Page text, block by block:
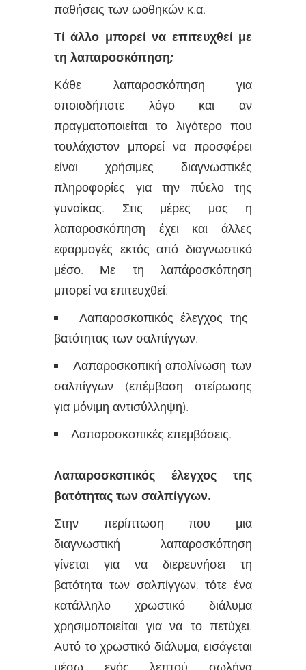
παθήσεις των ωοθηκών κ.α.
Τί άλλο μπορεί να επιτευχθεί με
τη λαπαροσκόπηση;
Κάθε λαπαροσκόπηση για
οποιοδήποτε λόγο και αν
πραγματοποιείται το λιγότερο που
τουλάχιστον μπορεί να προσφέρει
είναι χρήσιμες διαγνωστικές
πληροφορίες για την πύελο της
γυναίκας. Στις μέρες μας η
λαπαροσκόπηση έχει και άλλες
εφαρμογές εκτός από διαγνωστικό
μέσο. Με τη λαπάροσκόπηση
μπορεί να επιτευχθεί:
Λαπαροσκοπικός έλεγχος της
βατότητας των σαλπίγγων.
Λαπαροσκοπική απολίνωση των
σαλπίγγων (επέμβαση στείρωσης
για μόνιμη αντισύλληψη).
Λαπαροσκοπικές επεμβάσεις.
Λαπαροσκοπικός έλεγχος της
βατότητας των σαλπίγγων.
Στην περίπτωση που μια
διαγνωστική λαπαροσκόπηση
γίνεται για να διερευνήσει τη
βατότητα των σαλπίγγων, τότε ένα
κατάλληλο χρωστικό διάλυμα
χρησιμοποιείται για να το πετύχει.
Αυτό το χρωστικό διάλυμα, εισάγεται
μέσω ενός λεπτού σωλήνα